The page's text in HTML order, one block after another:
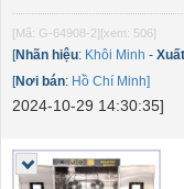
[Mã: G-64908-2][xem: 506]
[Nhãn hiệu: Khôi Minh -
[Nơi bán: Hồ Chí Minh]
2024-10-29 14:30:35]